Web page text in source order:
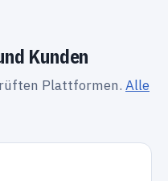
Kunden
Plattformen. Alle